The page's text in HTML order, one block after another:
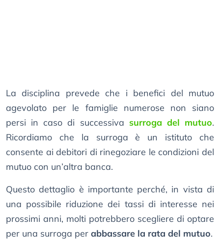
La disciplina prevede che i benefici del mutuo
agevolato per le famiglie numerose non siano
persi in caso di successiva surroga del mutuo.
Ricordiamo che la surroga è un istituto che
consente ai debitori di rinegoziare le condizioni del
mutuo con un’altra banca.
Questo dettaglio è importante perché, in vista di
una possibile riduzione dei tassi di interesse nei
prossimi anni, molti potrebbero scegliere di optare
per una surroga per abbassare la rata del mutuo.